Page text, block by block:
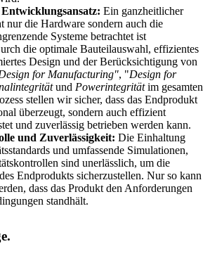
Ein ganzheitlicher
nur die Hardware sondern auch die
Systeme betrachtet ist
die optimale Bauteilauswahl, effizientes
Design und der Berücksichtigung von
for Manufacturing", "Design for
und Powerintegritätim gesamten
stellen wir sicher, dass das Endprodukt
überzeugt, sondern auch effizient
und zuverlässig betrieben werden kann.
und Zuverlässigkeit: Die Einhaltung
und umfassende Simulationen,
sind unerlässlich, um die
Endprodukts sicherzustellen. Nur so kann
dass das Produkt den Anforderungen
standhält.